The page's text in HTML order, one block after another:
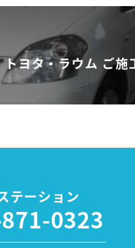
ヨタ・ラウム ご施
テーション
0323